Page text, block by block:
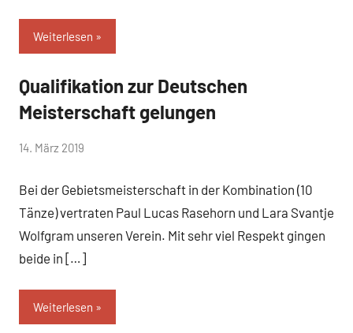
Weiterlesen
Uncategorized
Qualifikation zur Deutschen
Meisterschaft gelungen
von
14. März 2019
Bei der Gebietsmeisterschaft in der Kombination (10
Tänze) vertraten Paul Lucas Rasehorn und Lara Svantje
Wolfgram unseren Verein. Mit sehr viel Respekt gingen
beide in […]
Weiterlesen